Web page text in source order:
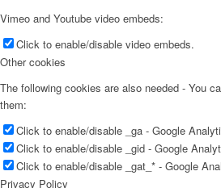
Vimeo and Youtube video embeds:
Click to enable/disable video embeds.
Other cookies
The following cookies are also needed - You
them:
Click to enable/disable _ga - Google
Click to enable/disable _gid - Google
Click to enable/disable _gat_* - Google
Privacy Policy